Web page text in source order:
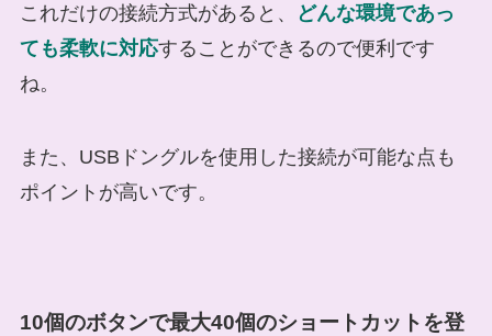
これだけの接続方式があると、
どんな環境であっ
ても柔軟に対応することができるので便利です
ね。
また、USBドングルを使用した接続が可能な点も
ポイントが高いです。
10個のボタンで最大40個のショートカットを登